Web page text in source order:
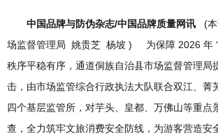
中国品牌与防伪杂志/中国品牌质量网讯
(
场监督管理局 姚贵芝 杨坡 ) 为保障 2026 年 “
秩序平稳有序，通道侗族自治县市场监督管理局
击，由市场监管综合行政执法大队联合双江、菁
四个基层监管所，对芋头、皇都、万佛山等重点
查，全力筑牢文旅消费安全防线，为游客营造安